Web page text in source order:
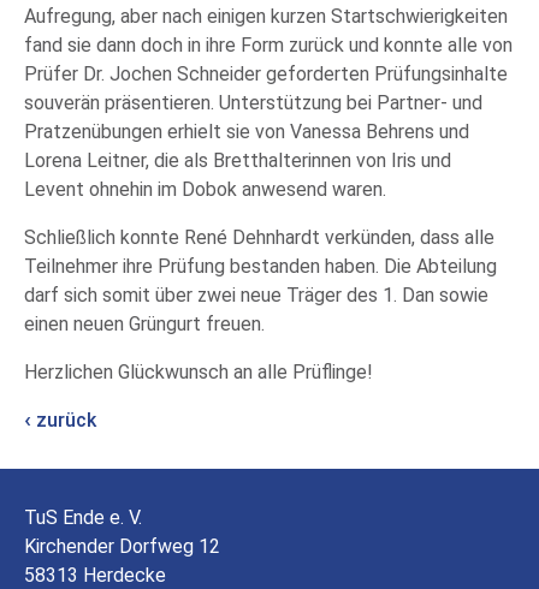
Aufregung, aber nach einigen kurzen Startschwierigkeiten
fand sie dann doch in ihre Form zurück und konnte alle von
Prüfer Dr. Jochen Schneider geforderten Prüfungsinhalte
souverän präsentieren. Unterstützung bei Partner- und
Pratzenübungen erhielt sie von Vanessa Behrens und
Lorena Leitner, die als Bretthalterinnen von Iris und
Levent ohnehin im Dobok anwesend waren.
Schließlich konnte René Dehnhardt verkünden, dass alle
Teilnehmer ihre Prüfung bestanden haben. Die Abteilung
darf sich somit über zwei neue Träger des 1. Dan sowie
einen neuen Grüngurt freuen.
Herzlichen Glückwunsch an alle Prüflinge!
zurück
TuS Ende e. V.
Kirchender Dorfweg 12
58313 Herdecke